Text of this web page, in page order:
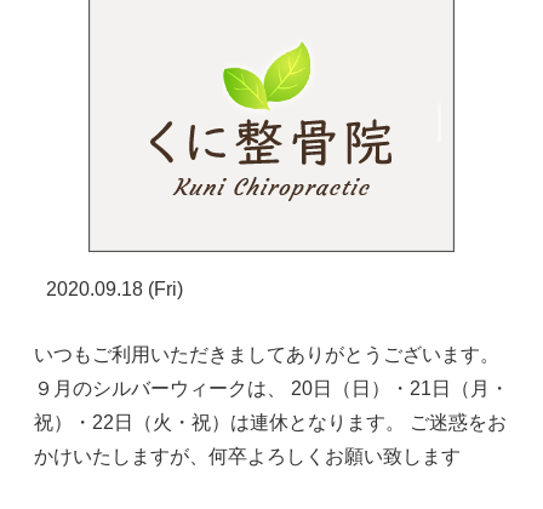
2020.09.18 (Fri)
いつもご利用いただきましてありがとうございます。
９月のシルバーウィークは、 20日（日）・21日（月・
祝）・22日（火・祝）は連休となります。 ご迷惑をお
かけいたしますが、何卒よろしくお願い致します